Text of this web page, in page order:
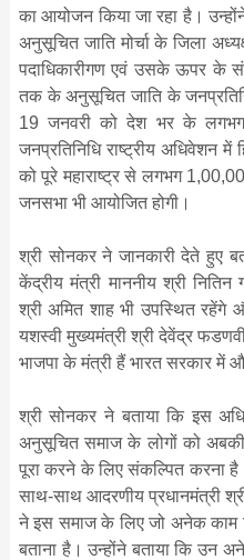
का आयोजन किया जा रहा है।
अनुसूचित जाति मोर्चा के जिला
पदाधिकारीगण एवं उसके ऊपर के
तक के अनुसूचित जाति के
19 जनवरी को देश भर के लगभग
जनप्रतिनिधि राष्ट्रीय अधिवेशन
को पूरे महाराष्ट्र से लगभग
जनसभा भी आयोजित होगी।
श्री सोनकर ने जानकारी देते हुए
केंद्रीय मंत्री माननीय श्री नितिन
श्री अमित शाह भी उपस्थित रहेंगे
यशस्वी मुख्यमंत्री श्री देवेंद्र
भाजपा के मंत्री हैं भारत सरकार में
श्री सोनकर ने बताया कि इस
अनुसूचित समाज के लोगों को
पूरा करने के लिए संकल्पित
साथ-साथ आदरणीय प्रधानमंत्री
ने इस समाज के लिए जो अनेक काम
बताना है। उन्होंने बताया कि उन